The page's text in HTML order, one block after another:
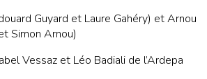
Guyard et Laure Gahéry) et Arnou
Simon Arnou)
Vessaz et Léo Badiali de l’Ardepa